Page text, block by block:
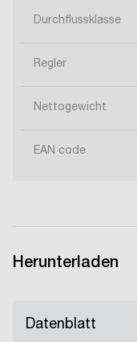
Durchflussklasse
Regler
Nettogewicht
EAN code
Herunterladen
Datenblatt